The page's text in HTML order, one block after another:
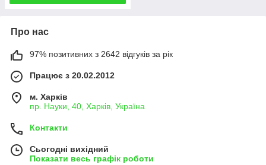
Про нас
97% позитивних з 2642 відгуків за рік
Працює з 20.02.2012
м. Харків
пр. Науки, 40, Харків, Україна
Контакти
Сьогодні вихідний
Показати весь графік роботи